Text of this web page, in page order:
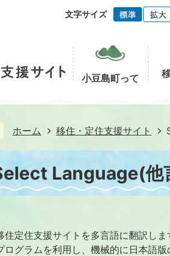
文字サイズ
小豆島町って
ホーム 移住・定住支援サイト
Language(他
定住支援サイトを多言語に翻訳しま
ログラムを利用し、機械的に日本語